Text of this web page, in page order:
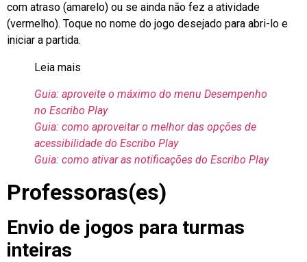
com atraso (amarelo) ou se ainda não fez a atividade
(vermelho). Toque no nome do jogo desejado para abri-lo e
iniciar a partida.
Leia mais
Guia: aproveite o máximo do menu Desempenho
no Escribo Play
Guia: como aproveitar o melhor das opções de
acessibilidade do Escribo Play
Guia: como ativar as notificações do Escribo Play
Professoras(es)
Envio de jogos para turmas
inteiras